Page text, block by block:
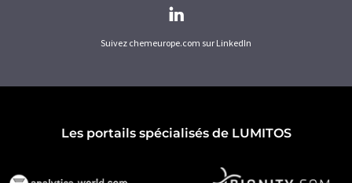
Suivez chemeurope.com sur LinkedIn
Les portails spécialisés de LUMITOS